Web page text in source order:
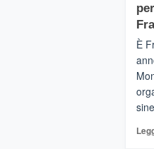
È